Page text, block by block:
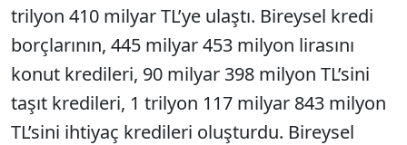
trilyon 410 milyar TL’ye ulaştı. Bireysel kredi
borçlarının, 445 milyar 453 milyon lirasını
konut kredileri, 90 milyar 398 milyon TL’sini
taşıt kredileri, 1 trilyon 117 milyar 843 milyon
TL’sini ihtiyaç kredileri oluşturdu. Bireysel